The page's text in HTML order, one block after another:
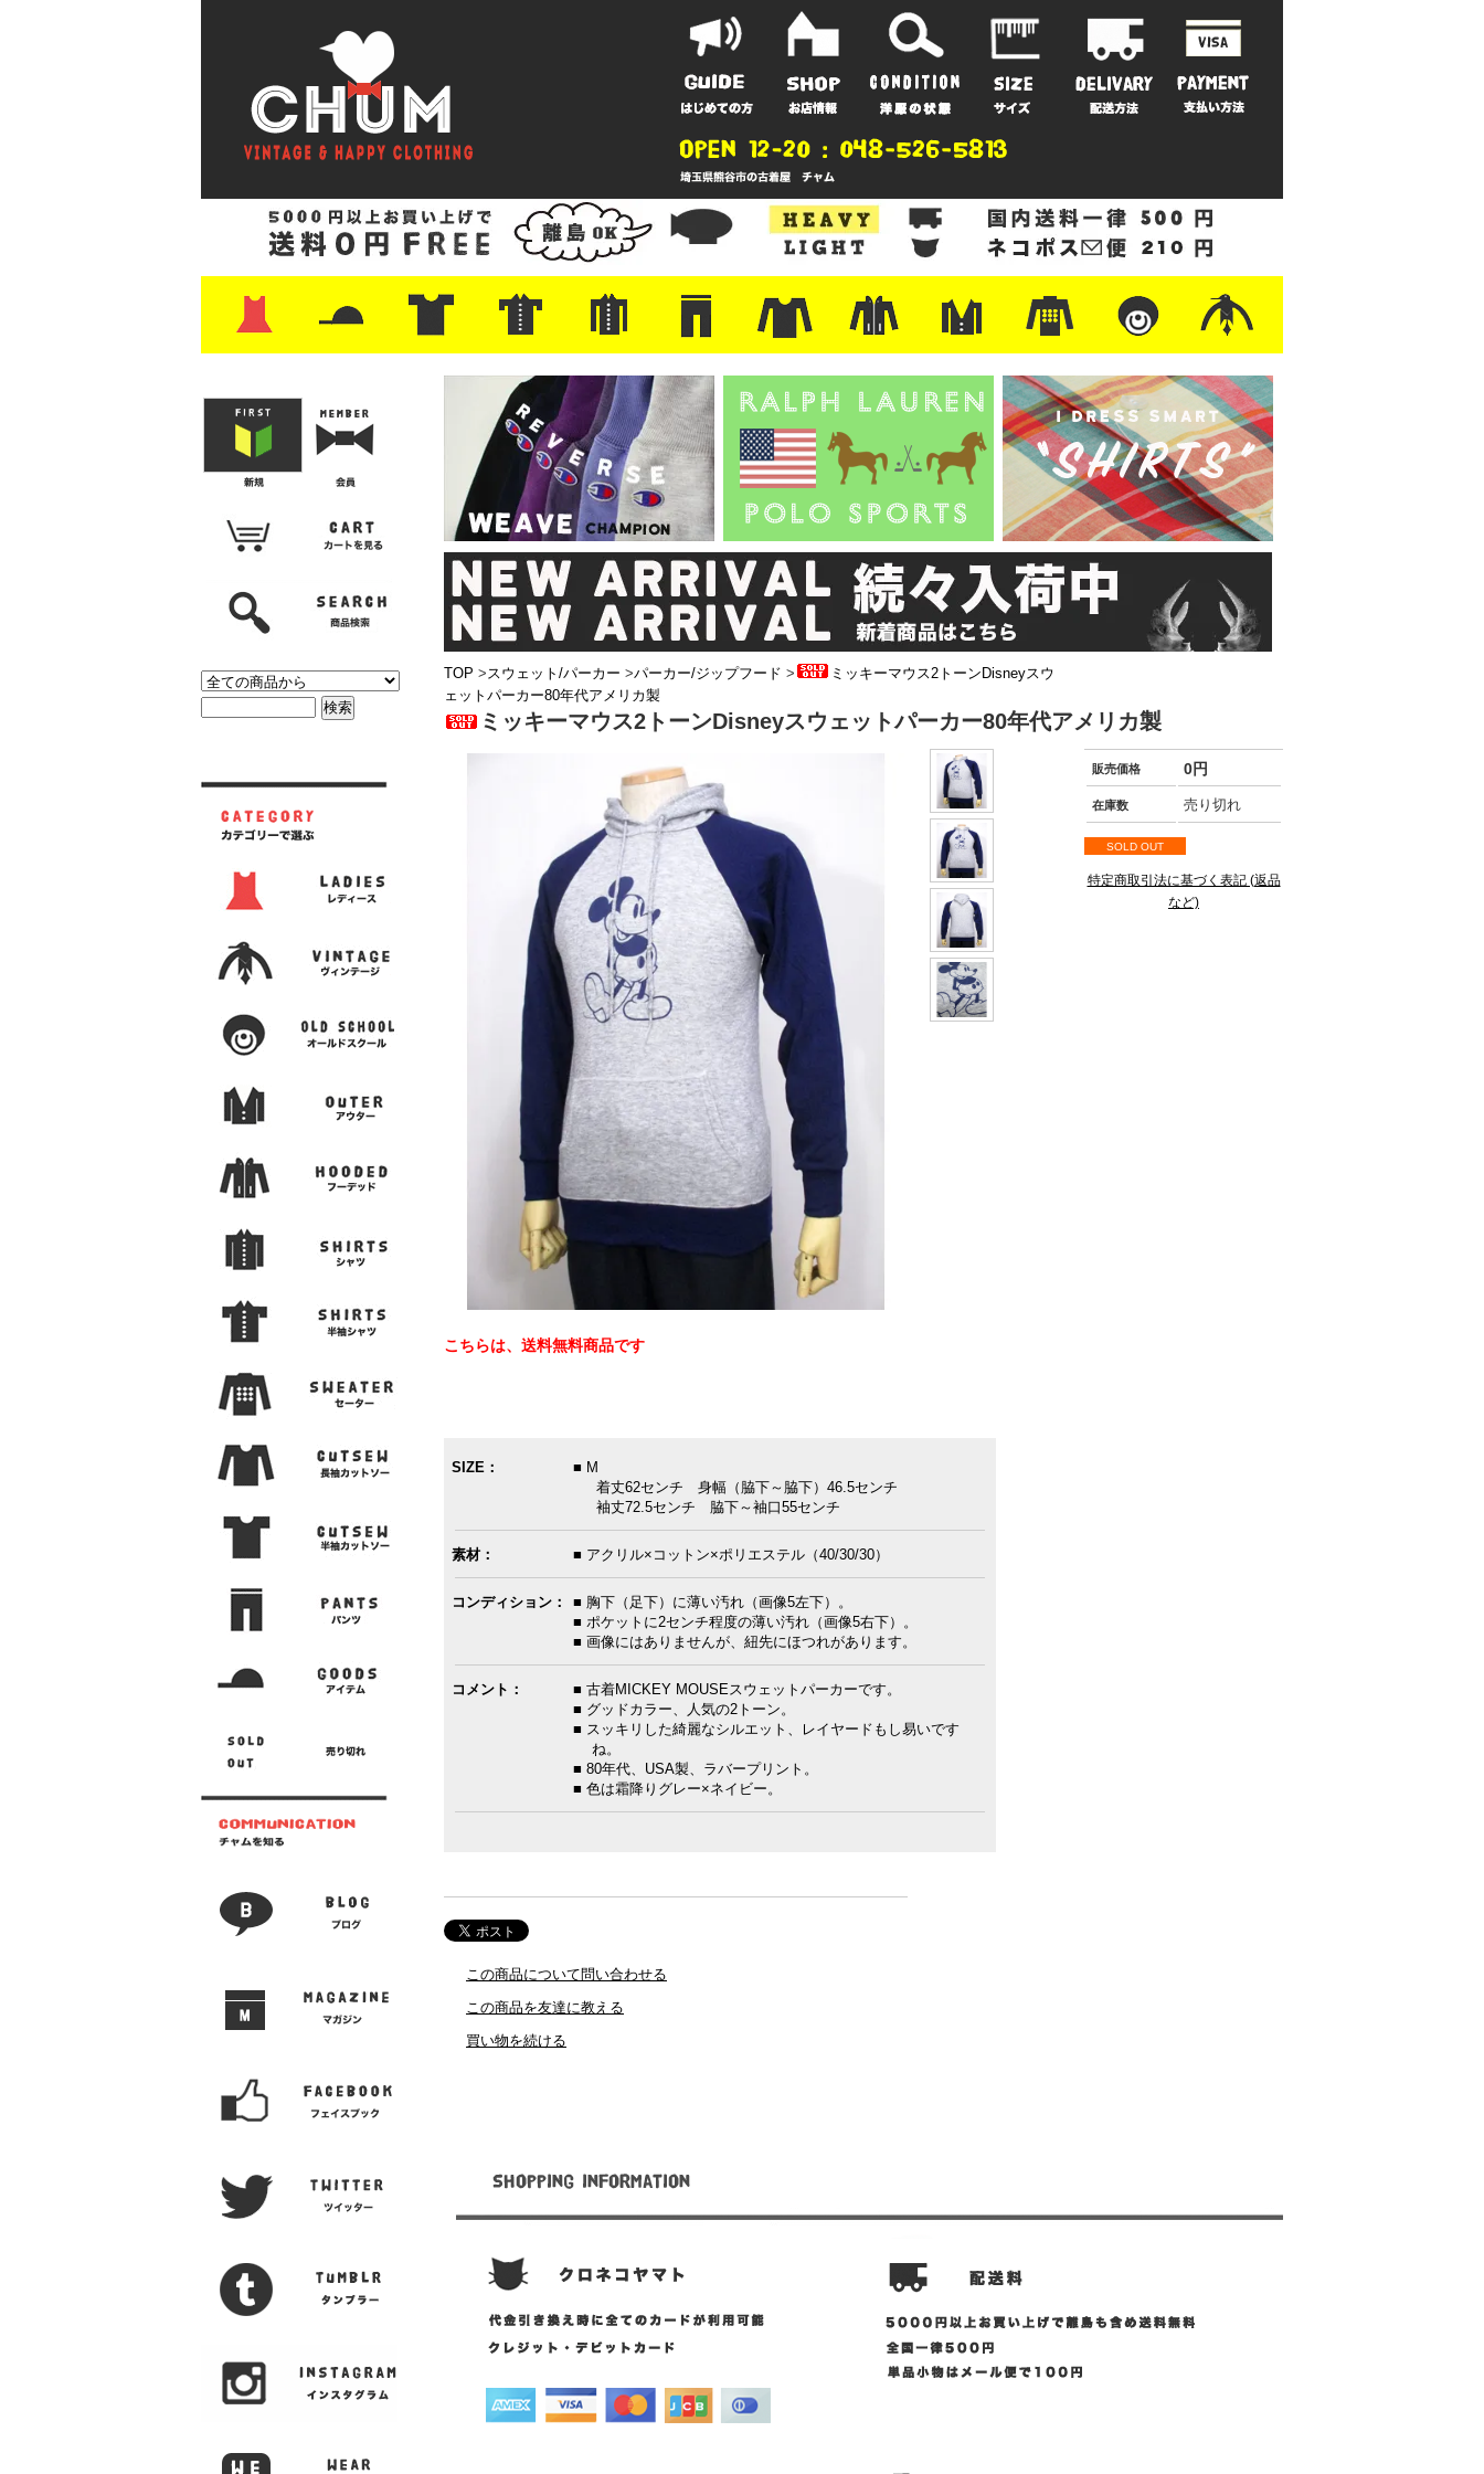
・レザーシューズ/スニーカー
・プリントTシャツ
・バンド/ツアー
・キャラクター
・Nike/adidas/スポーツ
・チャンピオン
・サーフ/スケート
・ボーダー/総柄/無地
・フットボール/リンガー
・タンクトップ/NBA・ポロシャツ
・半袖シャツ
・アロハ/サーフ/ボーリング
・ラルフ/ブランド
・無地/チェック/ストライプ
・ワーク/ミリタリー/ウエスタ
・ネル/ウール ・ショートパンツ
・アウトドア/グラミチ
・ジーンズ/ペインター
・Levi's RED
・ミリタリー/ワーク
・コーデュロイ/スタプレ
・コットン/スラックス/チノ
・オーバーオール/つなぎ
・ジャージ/スウェット/ナイロ
ン
・セントジェームス/ルミノア
・ロンT/サーマル/ラグビー・プリント/半袖/スウェット
・チャンピオン/リバース
・パーカー ・デニム/コットン
・アウトドア/フリース
・ジャージ/ナイロン
・ミリタリー/ワーク
・ウール/レザー
・スーツ/ジレ
TOP >スウェット/パーカー >パーカー/ジップフード >
ミッキーマウス2トーンDisneyスウ
ェットパーカー80年代アメリカ製
ミッキーマウス2トーンDisneyスウェットパーカー80年代アメリカ製
販売価格 0円
在庫数 売り切れ
SOLD OUT
特定商取引法に基づく表記 (返品
など)
こちらは、送料無料商品です
SIZE：
■ M
着丈62センチ 身幅（脇下～脇下）46.5センチ
袖丈72.5センチ 脇下～袖口55センチ
素材： ■ アクリル×コットン×ポリエステル（40/30/30）
コンディション：
■ 胸下（足下）に薄い汚れ（画像5左下）。
■ ポケットに2センチ程度の薄い汚れ（画像5右下）。
■ 画像にはありませんが、紐先にほつれがあります。
コメント：
■ 古着MICKEY MOUSEスウェットパーカーです。
■ グッドカラー、人気の2トーン。
■ スッキリした綺麗なシルエット、レイヤードもし易いです
ね。
■ 80年代、USA製、ラバープリント。
■ 色は霜降りグレー×ネイビー。
この商品について問い合わせる
この商品を友達に教える
買い物を続ける